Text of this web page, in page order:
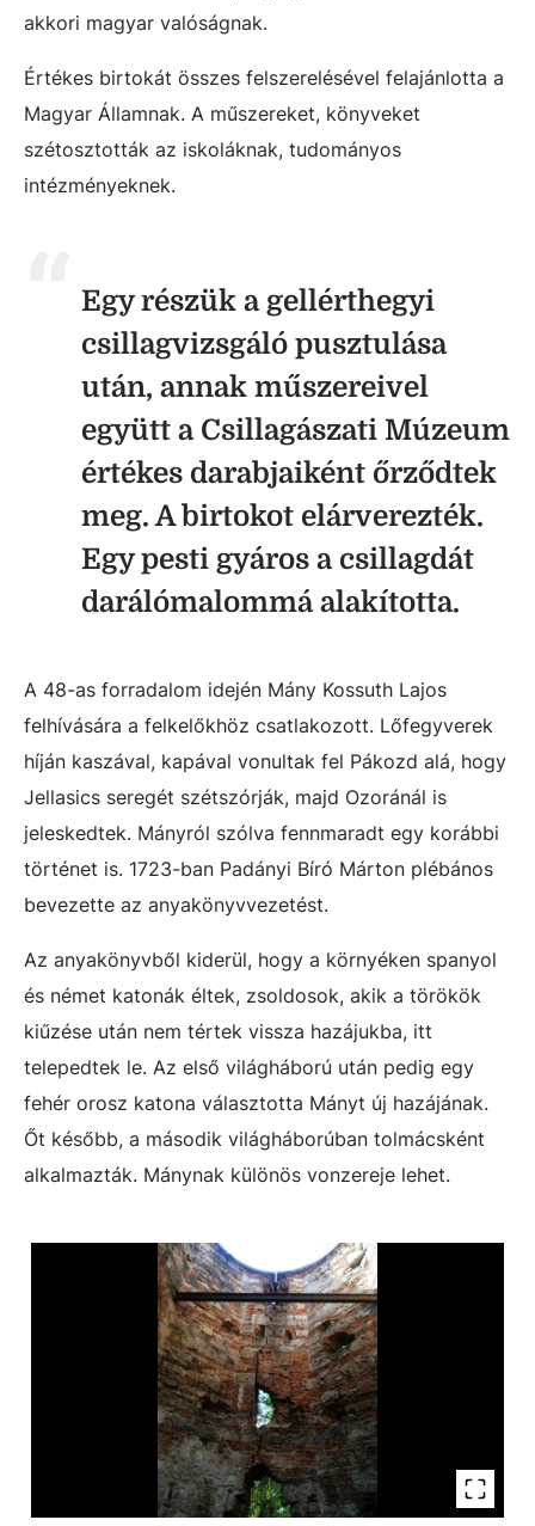
akkori magyar valóságnak.
Értékes birtokát összes felszerelésével felajánlotta a
Magyar Államnak. A műszereket, könyveket
szétosztották az iskoláknak, tudományos
intézményeknek.
Egy részük a gellérthegyi
csillagvizsgáló pusztulása
után, annak műszereivel
együtt a Csillagászati Múzeum
értékes darabjaiként őrződtek
meg. A birtokot elárverezték.
Egy pesti gyáros a csillagdát
darálómalommá alakította.
A 48-as forradalom idején Mány Kossuth Lajos
felhívására a felkelőkhöz csatlakozott. Lőfegyverek
híján kaszával, kapával vonultak fel Pákozd alá, hogy
Jellasics seregét szétszórják, majd Ozoránál is
jeleskedtek. Mányról szólva fennmaradt egy korábbi
történet is. 1723-ban Padányi Bíró Márton plébános
bevezette az anyakönyvvezetést.
Az anyakönyvből kiderül, hogy a környéken spanyol
és német katonák éltek, zsoldosok, akik a törökök
kiűzése után nem tértek vissza hazájukba, itt
telepedtek le. Az első világháború után pedig egy
fehér orosz katona választotta Mányt új hazájának.
Őt később, a második világháborúban tolmácsként
alkalmazták. Mánynak különös vonzereje lehet.